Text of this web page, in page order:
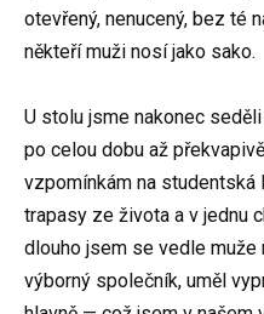
otevřený, nenucený, bez té
někteří muži nosí jako sako.
U stolu jsme nakonec
po celou dobu až
vzpomínkám na studentská
trapasy ze života a v jednu
dlouho jsem se vedle muže
výborný společník, uměl